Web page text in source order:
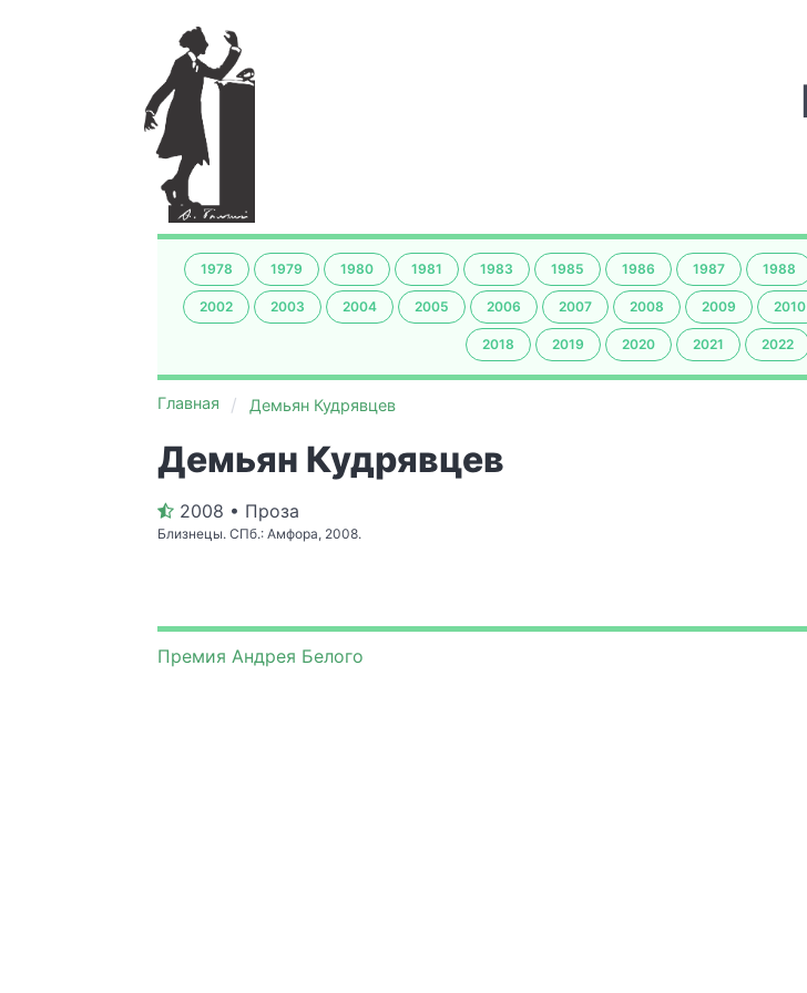
1978 1979 1980 1981 1983 1985 1986 1987 1988
2002 2003 2004 2005 2006 2007 2008 2009 2010
2018 2019 2020 2021 2022
Главная Демьян Кудрявцев
Демьян Кудрявцев
2008 • Проза
Близнецы. СПб.: Амфора, 2008.
Премия Андрея Белого